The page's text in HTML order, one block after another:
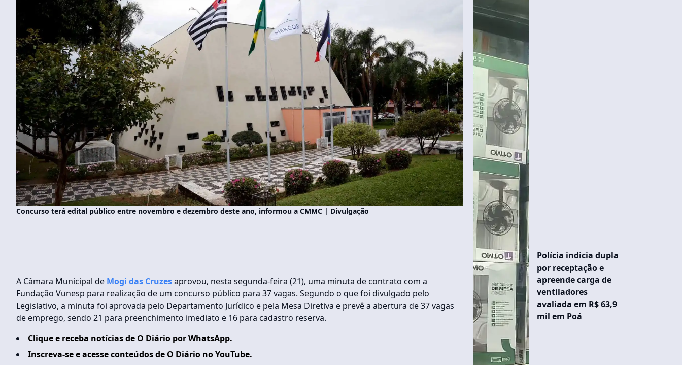
Concurso terá edital público entre novembro e dezembro deste ano, informou a CMMC | Divulgação
A Câmara Municipal de Mogi das Cruzesaprovou, nesta segunda-feira (21), uma minuta de contrato com a
Fundação Vunesp para realização de um concurso público para 37 vagas. Segundo o que foi divulgado pelo
Legislativo, a minuta foi aprovada pelo Departamento Jurídico e pela Mesa Diretiva e prevê a abertura de 37 vagas
de emprego, sendo 21 para preenchimento imediato e 16 para cadastro reserva.
Clique e receba notícias de O Diário por WhatsApp.
Inscreva-se e acesse conteúdos de O Diário no YouTube.
Polícia indicia dupla
por receptação e
apreende carga de
ventiladores
avaliada em R$ 63,9
mil em Poá